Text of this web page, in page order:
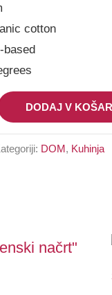
cotton
based
DODAJ V
DOM , Kuhinja
This